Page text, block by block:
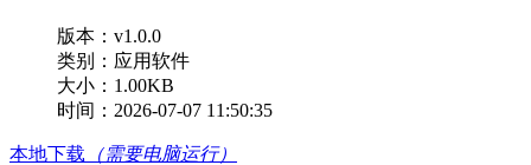
版本： v1.0.0
类别：应用软件
大小：1.00KB
时间：2026-07-07 11:50:35
本地下载 （需要电脑运行）